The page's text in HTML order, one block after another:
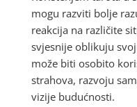
mogu razviti bolje
reakcija na različite
svjesnije oblikuju
može biti osobito
strahova, razvoju
vizije budućnosti.